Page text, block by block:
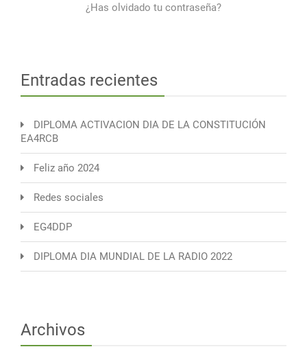
¿Has olvidado tu contraseña?
Entradas recientes
DIPLOMA ACTIVACION DIA DE LA CONSTITUCIÓN
EA4RCB
Feliz año 2024
Redes sociales
EG4DDP
DIPLOMA DIA MUNDIAL DE LA RADIO 2022
Archivos